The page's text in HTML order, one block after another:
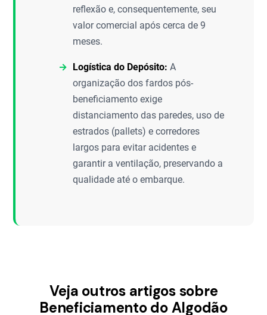
reflexão e, consequentemente, seu
valor comercial após cerca de 9
meses.
Logística do Depósito: A
organização dos fardos pós-
beneficiamento exige
distanciamento das paredes, uso de
estrados (pallets) e corredores
largos para evitar acidentes e
garantir a ventilação, preservando a
qualidade até o embarque.
Veja outros artigos sobre
Beneficiamento do Algodão